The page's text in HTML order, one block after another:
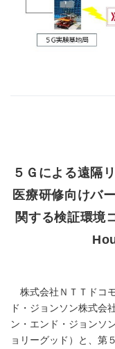
５Ｇによる遠隔
医療研修向けバ
関する検証環境
株式会社ＮＴＴドコ
ド・ジョンソン株式会
ン・エンド・ジョンソ
ョリーグッド）と、第